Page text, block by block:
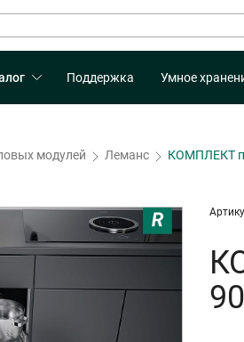
Поддержка Умное
модулей Леманс КОМПЛЕКТ